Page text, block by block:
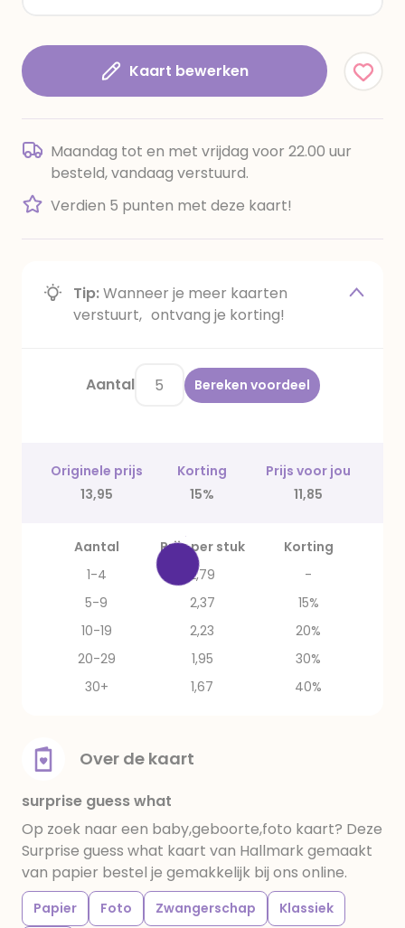
Kaart bewerken
Maandag tot en met vrijdag voor 22.00 uur
besteld, vandaag verstuurd.
Verdien 5 punten met deze kaart!
Tip:Wanneer je meer kaarten
verstuurt, ontvang je korting!
Aantal Bereken voordeel
Originele prijs Korting
Prijs voor jou
13,95
15% 11,85
Aantal Prijs per stuk
Korting
1-4
2,79
-
5-9
2,37
15%
10-19
2,23
20%
20-29
1,95
30%
30+
1,67 40%
Over de kaart
surprise guess what
Op zoek naar een baby,geboorte,foto kaart? Deze
Surprise guess what kaart van Hallmark gemaakt
van papier bestel je gemakkelijk bij ons online.
Papier Foto Zwangerschap
Klassiek